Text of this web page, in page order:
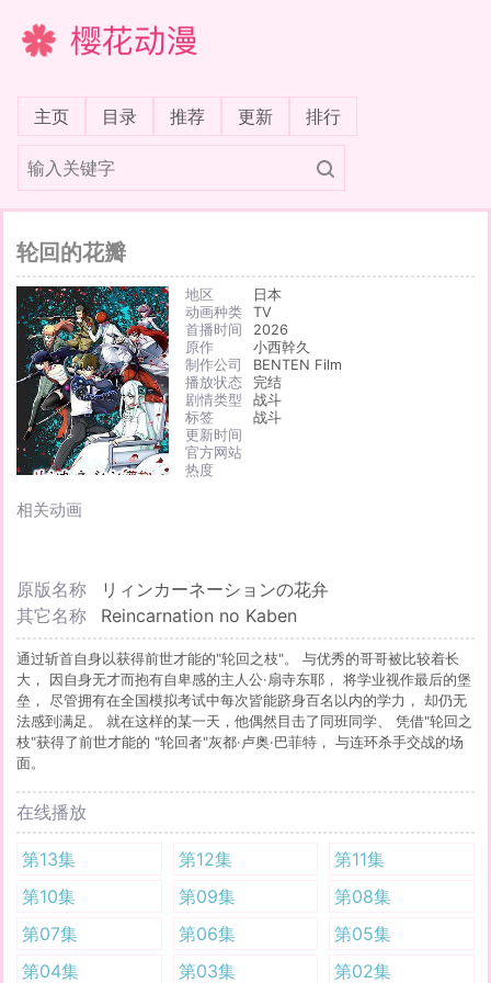
樱花动漫
主页(current)
目录 推荐 更新 排行
轮回的花瓣
地区
日本
动画种类
TV
首播时间
2026
原作
小西幹久
制作公司
BENTEN Film
播放状态
完结
剧情类型
战斗
标签
战斗
更新时间
官方网站
热度
相关动画
原版名称
リィンカーネーションの花弁
其它名称
Reincarnation no Kaben
通过斩首自身以获得前世才能的"轮回之枝"。 与优秀的哥哥被比较着长
大， 因自身无才而抱有自卑感的主人公·扇寺东耶， 将学业视作最后的堡
垒， 尽管拥有在全国模拟考试中每次皆能跻身百名以内的学力， 却仍无
法感到满足。 就在这样的某一天，他偶然目击了同班同学、 凭借"轮回之
枝"获得了前世才能的 "轮回者"灰都·卢奥·巴菲特， 与连环杀手交战的场
面。
在线播放
第13集 第12集
第11集
第10集
第09集
第08集
第07集
第06集
第05集
第04集
第03集 第02集